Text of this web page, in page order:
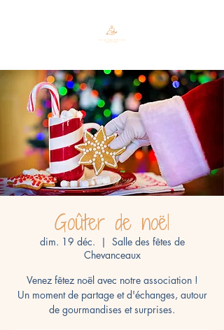
Goûter de noël
dim. 19 déc.
  |
Salle des fêtes de
Chevanceaux
Venez fêtez noël avec notre association !
Un moment de partage et d'échanges, autour
de gourmandises et surprises.